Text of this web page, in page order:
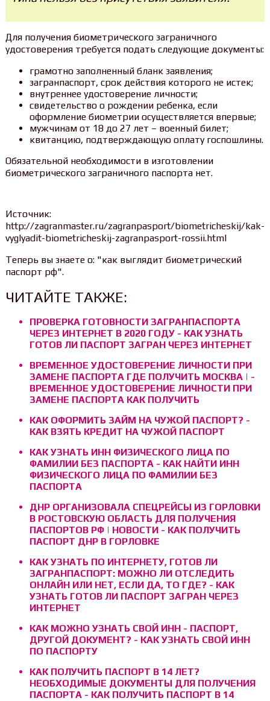
Для получения биометрического заграничного
удостоверения требуется подать следующие документы:
грамотно заполненный бланк заявления;
загранпаспорт, срок действия которого не истек;
внутреннее удостоверение личности;
свидетельство о рождении ребенка, если
оформление биометрии осуществляется впервые;
мужчинам от 18 до 27 лет – военный билет;
квитанцию, подтверждающую оплату госпошлины.
Обязательной необходимости в изготовлении
биометрического заграничного паспорта нет.
Источник:
http://zagranmaster.ru/zagranpasport/biometricheskij/kak-
vyglyadit-biometricheskij-zagranpasport-rossii.html
Теперь вы знаете о: "как выглядит биометрический
паспорт рф".
ЧИТАЙТЕ ТАКЖЕ:
ПРОВЕРКА ГОТОВНОСТИ ЗАГРАНПАСПОРТА
ЧЕРЕЗ ИНТЕРНЕТ В 2020 ГОДУ - КАК УЗНАТЬ
ГОТОВ ЛИ ПАСПОРТ ЗАГРАН ЧЕРЕЗ ИНТЕРНЕТ
ВРЕМЕННОЕ УДОСТОВЕРЕНИЕ ЛИЧНОСТИ ПРИ
ЗАМЕНЕ ПАСПОРТА ГДЕ ПОЛУЧИТЬ МОСКВА | -
ВРЕМЕННОЕ УДОСТОВЕРЕНИЕ ЛИЧНОСТИ ПРИ
ЗАМЕНЕ ПАСПОРТА КАК ПОЛУЧИТЬ
КАК ОФОРМИТЬ ЗАЙМ НА ЧУЖОЙ ПАСПОРТ? -
КАК ВЗЯТЬ КРЕДИТ НА ЧУЖОЙ ПАСПОРТ
КАК УЗНАТЬ ИНН ФИЗИЧЕСКОГО ЛИЦА ПО
ФАМИЛИИ БЕЗ ПАСПОРТА - КАК НАЙТИ ИНН
ФИЗИЧЕСКОГО ЛИЦА ПО ФАМИЛИИ БЕЗ
ПАСПОРТА
ДНР ОРГАНИЗОВАЛА СПЕЦРЕЙСЫ ИЗ ГОРЛОВКИ
В РОСТОВСКУЮ ОБЛАСТЬ ДЛЯ ПОЛУЧЕНИЯ
ПАСПОРТОВ РФ | НОВОСТИ - КАК ПОЛУЧИТЬ
ПАСПОРТ ДНР В ГОРЛОВКЕ
КАК УЗНАТЬ ПО ИНТЕРНЕТУ, ГОТОВ ЛИ
ЗАГРАНПАСПОРТ: МОЖНО ЛИ ОТСЛЕДИТЬ
ОНЛАЙН ИЛИ НЕТ, ЕСЛИ ДА, ТО ГДЕ? - КАК
УЗНАТЬ ГОТОВ ЛИ ПАСПОРТ ЗАГРАН ЧЕРЕЗ
ИНТЕРНЕТ
КАК МОЖНО УЗНАТЬ СВОЙ ИНН - ПАСПОРТ,
ДРУГОЙ ДОКУМЕНТ? - КАК УЗНАТЬ СВОЙ ИНН
ПО ПАСПОРТУ
КАК ПОЛУЧИТЬ ПАСПОРТ В 14 ЛЕТ?
НЕОБХОДИМЫЕ ДОКУМЕНТЫ ДЛЯ ПОЛУЧЕНИЯ
ПАСПОРТА - КАК ПОЛУЧИТЬ ПАСПОРТ В 14